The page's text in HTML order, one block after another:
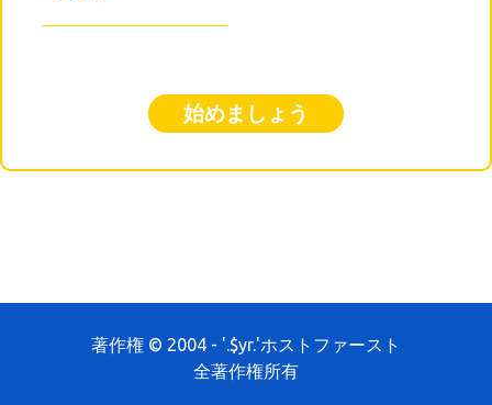
始めましょう
著作権 © 2004 - '.$yr.'ホストファースト
全著作権所有